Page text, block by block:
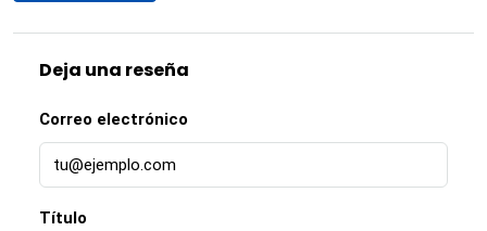
Deja una reseña
Correo electrónico
Título